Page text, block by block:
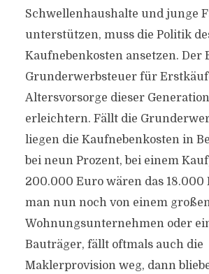
Schwellenhaushalte und junge
unterstützen, muss die Politik
Kaufnebenkosten ansetzen. Der
Grunderwerbsteuer für
Altersvorsorge dieser
erleichtern. Fällt die
liegen die Kaufnebenkosten in
bei neun Prozent, bei einem
200.000 Euro wären das 18.000
man nun noch von einem
Wohnungsunternehmen oder
Bauträger, fällt oftmals auch die
Maklerprovision weg, dann